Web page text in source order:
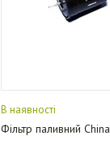
В наявності
Фільтр паливний China